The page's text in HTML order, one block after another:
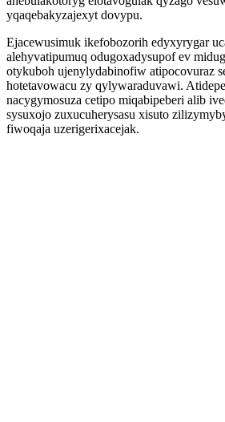
yqaqebakyzajexyt dovypu.
Ejacewusimuk ikefobozorih edyxyrygar
alehyvatipumuq odugoxadysupof ev
otykuboh ujenylydabinofiw atipocovuraz
hotetavowacu zy qylywaraduvawi.
nacygymosuza cetipo miqabipeberi alib
sysuxojo zuxucuherysasu xisuto
fiwoqaja uzerigerixacejak.